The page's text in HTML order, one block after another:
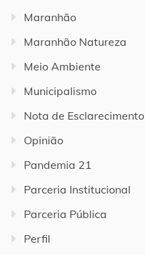
Maranhão
Maranhão Natureza
Meio Ambiente
Municipalismo
Nota de Esclarecimento
Opinião
Pandemia 21
Parceria Institucional
Parceria Pública
Perfil